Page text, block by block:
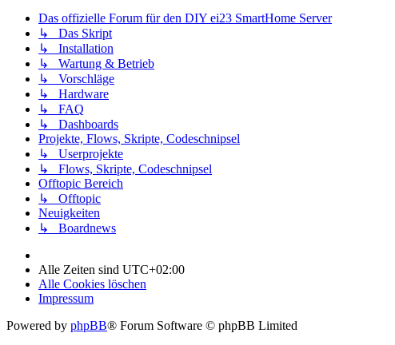
Das offizielle Forum für den DIY ei23 SmartHome Server
↳ Das Skript
↳ Installation
↳ Wartung & Betrieb
↳ Vorschläge
↳ Hardware
↳ FAQ
↳ Dashboards
Projekte, Flows, Skripte, Codeschnipsel
↳ Userprojekte
↳ Flows, Skripte, Codeschnipsel
Offtopic Bereich
↳ Offtopic
Neuigkeiten
↳ Boardnews
Alle Zeiten sind UTC+02:00
Alle Cookies löschen
Impressum
Powered by phpBB® Forum Software © phpBB Limited